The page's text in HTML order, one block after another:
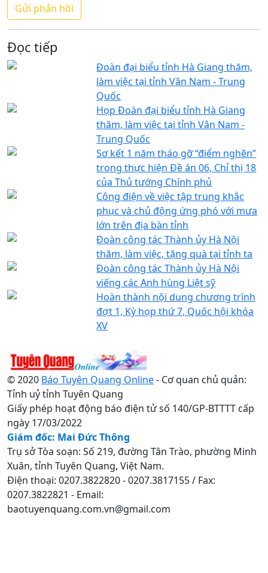
Đọc tiếp
Đoàn đại biểu tỉnh Hà Giang thăm,
làm việc tại tỉnh Vân Nam - Trung
Quốc
Họp Đoàn đại biểu tỉnh Hà Giang
thăm, làm việc tại tỉnh Vân Nam -
Trung Quốc
Sơ kết 1 năm tháo gỡ “điểm nghẽn”
trong thực hiện Đề án 06, Chỉ thị 18
của Thủ tướng Chính phủ
Công điện về việc tập trung khắc
phục và chủ động ứng phó với mưa
lớn trên địa bàn tỉnh
Đoàn công tác Thành ủy Hà Nội
thăm, làm việc, tặng quà tại tỉnh ta
Đoàn công tác Thành ủy Hà Nội
viếng các Anh hùng Liệt sỹ
Hoàn thành nội dung chương trình
đợt 1, Kỳ họp thứ 7, Quốc hội khóa
XV
© 2020 Báo Tuyên Quang Online- Cơ quan chủ quản:
Tỉnh uỷ tỉnh Tuyên Quang
Giấy phép hoạt động báo điện tử số 140/GP-BTTTT cấp
ngày 17/03/2022
Giám đốc: Mai Đức Thông
Trụ sở Tòa soạn: Số 219, đường Tân Trào, phường Minh
Xuân, tỉnh Tuyên Quang, Việt Nam.
Điện thoại: 0207.3822820 - 0207.3817155 / Fax:
0207.3822821 - Email:
baotuyenquang.com.vn@gmail.com